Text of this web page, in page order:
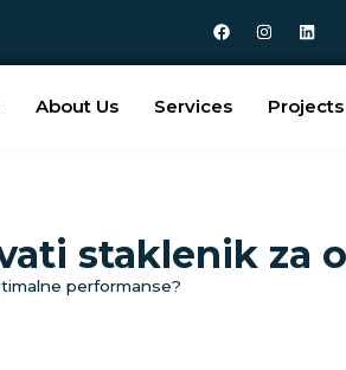
About Us Services Projects
staklenik za
performanse?